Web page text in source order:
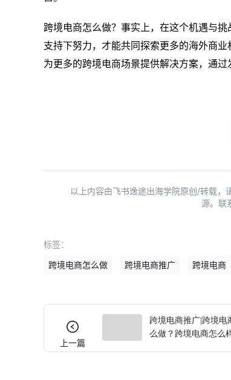
跨境电商怎么做？事实上，在这个机遇与
支持下努力，才能共同探索更多的海外商
为更多的跨境电商场景提供解决方案，通
以上内容由飞书逸途出海学院原创/转载
源。联
标签：
跨境电商怎么做
跨境电商推广 跨境电商
上一篇
跨境电商推广|跨境电
么做？跨境电商怎么